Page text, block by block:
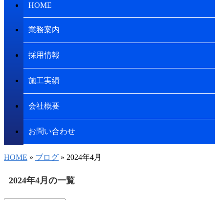
HOME
業務案内
採用情報
施工実績
会社概要
お問い合わせ
HOME » ブログ » 2024年4月
2024年4月の一覧